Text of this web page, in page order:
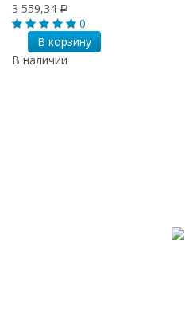
3 559,34 Р
0
В корзину
В наличии